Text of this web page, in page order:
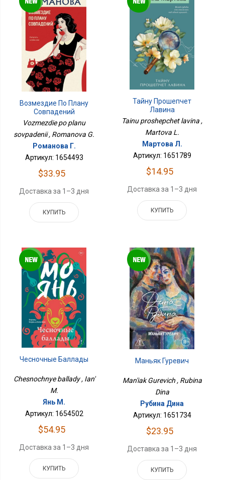
Возмездие По Плану
Совпадений
Vozmezdie po planu
sovpadenii , Romanova G.
Романова Г.
Артикул: 1654493
$33.95
Доставка за 1–3 дня
КУПИТЬ
Тайну Прошепчет
Лавина
Tainu proshepchet lavina ,
Martova L.
Мартова Л.
Артикул: 1651789
$14.95
Доставка за 1–3 дня
КУПИТЬ
Чесночные Баллады
Chesnochnye ballady , Ian'
M.
Янь М.
Артикул: 1654502
$54.95
Доставка за 1–3 дня
КУПИТЬ
Маньяк Гуревич
Man'iak Gurevich , Rubina
Dina
Рубина Дина
Артикул: 1651734
$23.95
Доставка за 1–3 дня
КУПИТЬ